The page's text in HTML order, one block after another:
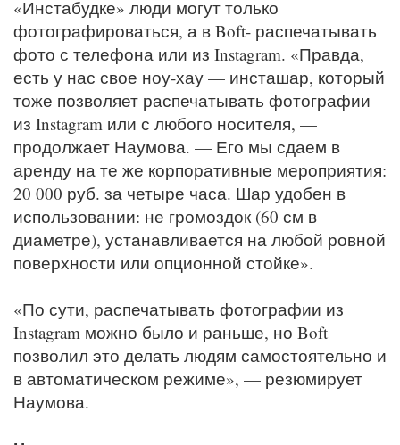
«Инстабудке» люди могут только
фотографироваться, а в Boft- распечатывать
фото с телефона или из Instagram. «Правда,
есть у нас свое ноу-хау — инсташар, который
тоже позволяет распечатывать фотографии
из Instagram или с любого носителя, —
продолжает Наумова. — Его мы сдаем в
аренду на те же корпоративные мероприятия:
20 000 руб. за четыре часа. Шар удобен в
использовании: не громоздок (60 см в
диаметре), устанавливается на любой ровной
поверхности или опционной стойке».
«По сути, распечатывать фотографии из
Instagram можно было и раньше, но Boft
позволил это делать людям самостоятельно и
в автоматическом режиме», — резюмирует
Наумова.